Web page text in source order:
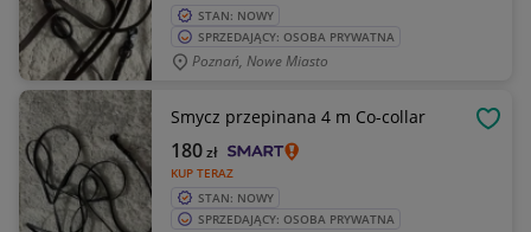
STAN: NOWY
SPRZEDAJĄCY: OSOBA PRYWATNA
Poznań, Nowe Miasto
Smycz przepinana 4 m Co-collar
KUP TERAZ
180zł
STAN: NOWY
SPRZEDAJĄCY: OSOBA PRYWATNA